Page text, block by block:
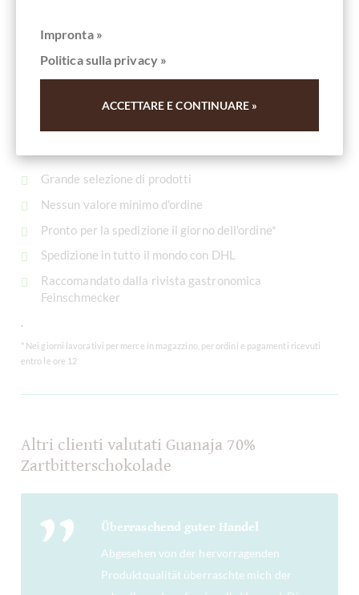
Grande selezione di prodotti
Nessun valore minimo d'ordine
Pronto per la spedizione il giorno dell'ordine*
Spedizione in tutto il mondo con DHL
Raccomandato dalla rivista gastronomica
Feinschmecker
.
* Nei giorni lavorativi per merce in magazzino, per ordini e pagamenti ricevuti
entro le ore 12
Altri clienti valutati Guanaja 70%
Zartbitterschokolade
Überraschend guter Handel
Abgesehen von der hervorragenden
Produktqualität überraschte mich der
Impronta »
Politica sulla privacy »
ACCETTARE E CONTINUARE »